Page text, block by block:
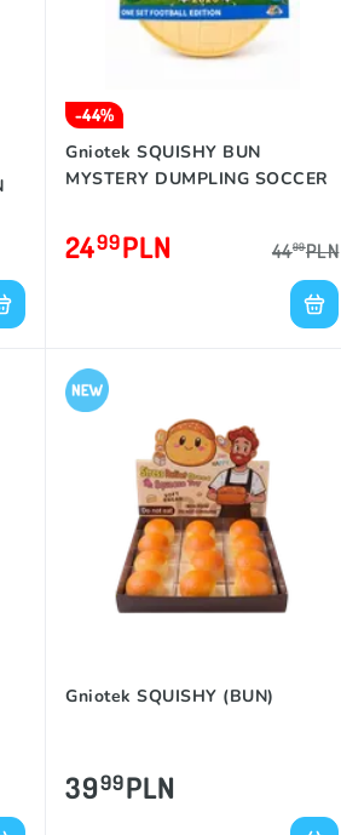
-44%
Gniotek SQUISHY BUN
MYSTERY DUMPLING SOCCER
2499PLN 4499PLN
Gniotek SQUISHY (BUN)
3999PLN